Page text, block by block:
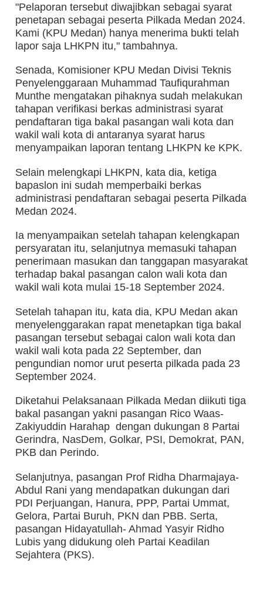
"Pelaporan tersebut diwajibkan sebagai syarat
penetapan sebagai peserta Pilkada Medan 2024.
Kami (KPU Medan) hanya menerima bukti telah
lapor saja LHKPN itu," tambahnya.
Senada, Komisioner KPU Medan Divisi Teknis
Penyelenggaraan Muhammad Taufiqurahman
Munthe mengatakan pihaknya sudah melakukan
tahapan verifikasi berkas administrasi syarat
pendaftaran tiga bakal pasangan wali kota dan
wakil wali kota di antaranya syarat harus
menyampaikan laporan tentang LHKPN ke KPK.
Selain melengkapi LHKPN, kata dia, ketiga
bapaslon ini sudah memperbaiki berkas
administrasi pendaftaran sebagai peserta Pilkada
Medan 2024.
Ia menyampaikan setelah tahapan kelengkapan
persyaratan itu, selanjutnya memasuki tahapan
penerimaan masukan dan tanggapan masyarakat
terhadap bakal pasangan calon wali kota dan
wakil wali kota mulai 15-18 September 2024.
Setelah tahapan itu, kata dia, KPU Medan akan
menyelenggarakan rapat menetapkan tiga bakal
pasangan tersebut sebagai calon wali kota dan
wakil wali kota pada 22 September, dan
pengundian nomor urut peserta pilkada pada 23
September 2024.
Diketahui Pelaksanaan Pilkada Medan diikuti tiga
bakal pasangan yakni pasangan Rico Waas-
Zakiyuddin Harahap dengan dukungan 8 Partai
Gerindra, NasDem, Golkar, PSI, Demokrat, PAN,
PKB dan Perindo.
Selanjutnya, pasangan Prof Ridha Dharmajaya-
Abdul Rani yang mendapatkan dukungan dari
PDI Perjuangan, Hanura, PPP, Partai Ummat,
Gelora, Partai Buruh, PKN dan PBB. Serta,
pasangan Hidayatullah- Ahmad Yasyir Ridho
Lubis yang didukung oleh Partai Keadilan
Sejahtera (PKS).